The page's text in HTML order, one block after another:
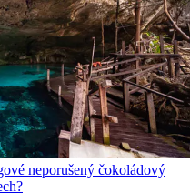
neporušený čokoládový